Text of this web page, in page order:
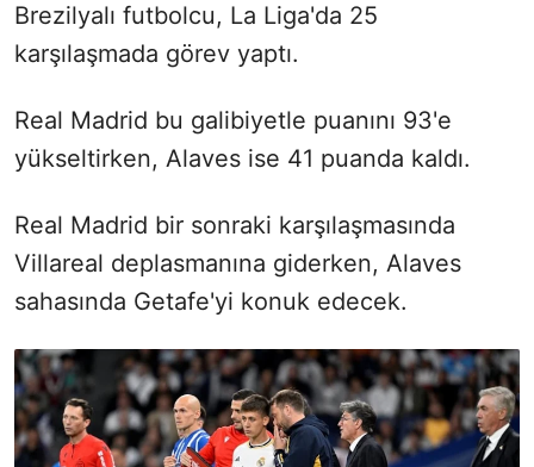
Brezilyalı futbolcu, La Liga'da 25
karşılaşmada görev yaptı.
Real Madrid bu galibiyetle puanını 93'e
yükseltirken, Alaves ise 41 puanda kaldı.
Real Madrid bir sonraki karşılaşmasında
Villareal deplasmanına giderken, Alaves
sahasında Getafe'yi konuk edecek.